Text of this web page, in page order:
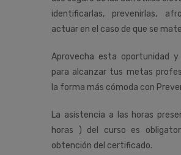
identificarlas, prevenirlas,
actuar en el caso de que se
Aprovecha esta oportunidad y
para alcanzar tus metas
la forma más cómoda con
La asistencia a las horas
horas ) del curso es
obtención del certificado.